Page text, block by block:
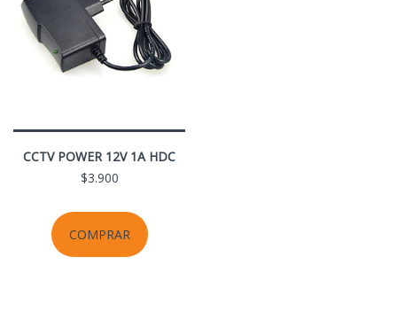
CCTV POWER 12V 1A HDC
$3.900
COMPRAR